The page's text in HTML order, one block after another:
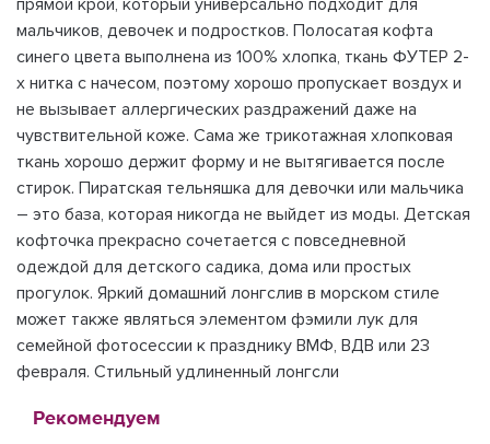
прямой крой, который универсально подходит для
мальчиков, девочек и подростков. Полосатая кофта
синего цвета выполнена из 100% хлопка, ткань ФУТЕР 2-
х нитка с начесом, поэтому хорошо пропускает воздух и
не вызывает аллергических раздражений даже на
чувствительной коже. Сама же трикотажная хлопковая
ткань хорошо держит форму и не вытягивается после
стирок. Пиратская тельняшка для девочки или мальчика
– это база, которая никогда не выйдет из моды. Детская
кофточка прекрасно сочетается с повседневной
одеждой для детского садика, дома или простых
прогулок. Яркий домашний лонгслив в морском стиле
может также являться элементом фэмили лук для
семейной фотосессии к празднику ВМФ, ВДВ или 23
февраля. Стильный удлиненный лонгсли
Рекомендуем